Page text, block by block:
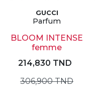
GUCCI
Parfum
BLOOM INTENSE
femme
214,830 TND
306,900 TND